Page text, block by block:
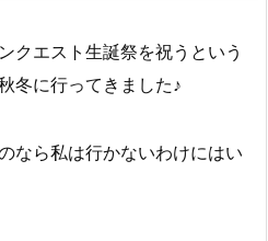
クエスト生誕祭を祝うという
冬に行ってきました♪
なら私は行かないわけにはい